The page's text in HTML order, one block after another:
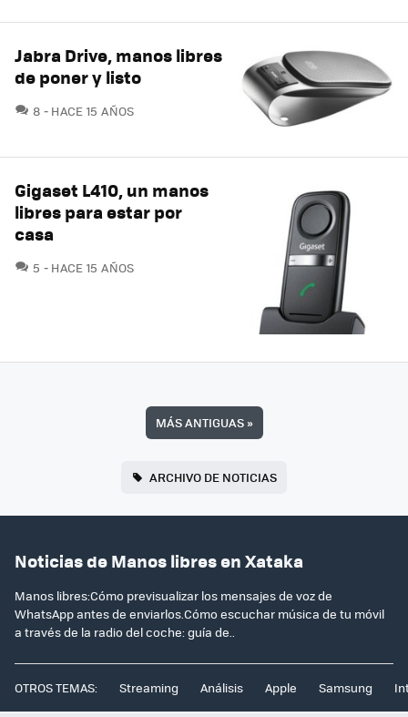
Jabra Drive, manos libres
de poner y listo
8 COMENTARIOS
HACE 15 AÑOS
Gigaset L410, un manos
libres para estar por
casa
5 COMENTARIOS
HACE 15 AÑOS
MÁS ANTIGUAS»
ARCHIVO DE NOTICIAS
Noticias de Manos libres en Xataka
Manos libres:Cómo previsualizar los mensajes de voz de
WhatsApp antes de enviarlos.Cómo escuchar música de tu móvil
a través de la radio del coche: guía de..
OTROS TEMAS: Streaming Análisis Apple Samsung